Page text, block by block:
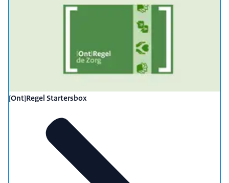
[Ont]Regel Startersbox